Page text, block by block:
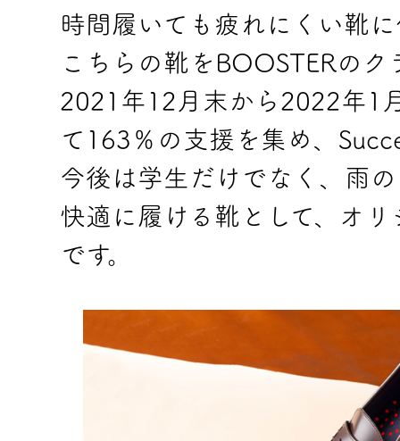
時間履いても疲れにくい靴
こちらの靴をBOOSTERの
2021年12月末から2022年1
て163％の支援を集め、
今後は学生だけでなく、雨
快適に履ける靴として、オ
です。